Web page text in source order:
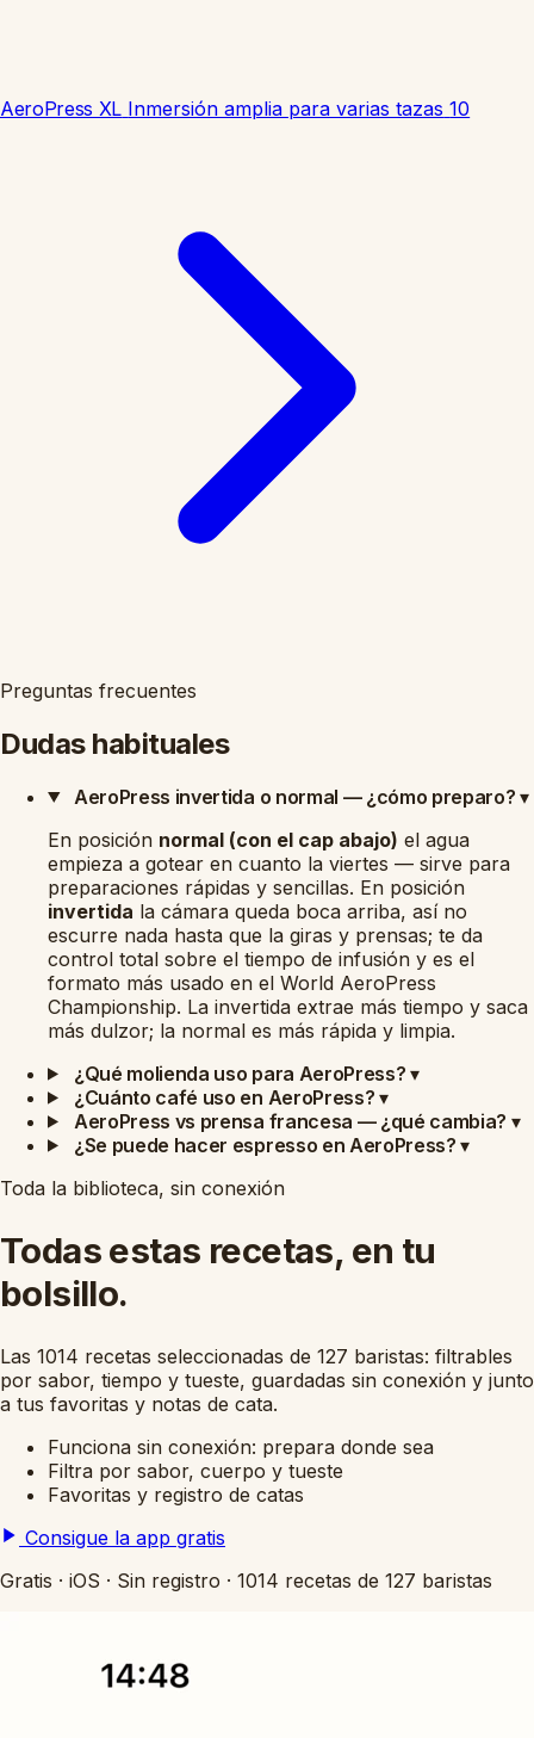
AeroPress XL Inmersión amplia para varias tazas 10
Preguntas frecuentes
Dudas habituales
AeroPress invertida o normal — ¿cómo preparo?▾
En posición normal (con el cap abajo) el agua
empieza a gotear en cuanto la viertes — sirve para
preparaciones rápidas y sencillas. En posición
invertida la cámara queda boca arriba, así no
escurre nada hasta que la giras y prensas; te da
control total sobre el tiempo de infusión y es el
formato más usado en el World AeroPress
Championship. La invertida extrae más tiempo y saca
más dulzor; la normal es más rápida y limpia.
¿Qué molienda uso para AeroPress?▾
¿Cuánto café uso en AeroPress?▾
AeroPress vs prensa francesa — ¿qué cambia? ▾
¿Se puede hacer espresso en AeroPress?▾
Toda la biblioteca, sin conexión
Todas estas recetas, en tu
bolsillo.
Las 1014 recetas seleccionadas de 127 baristas: filtrables
por sabor, tiempo y tueste, guardadas sin conexión y junto
a tus favoritas y notas de cata.
Funciona sin conexión: prepara donde sea
Filtra por sabor, cuerpo y tueste
Favoritas y registro de catas
Consigue la app gratis
Gratis · iOS · Sin registro · 1014 recetas de 127 baristas